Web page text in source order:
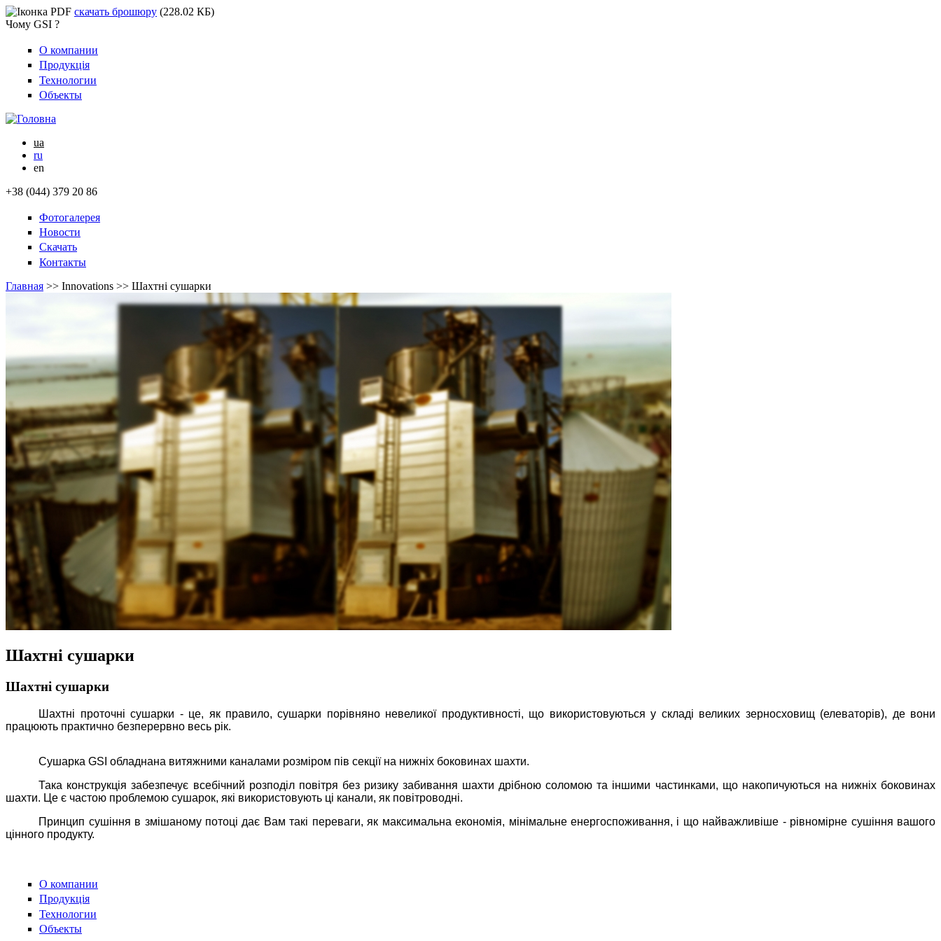
скачать брошюру (228.02 КБ)
Чому GSI ?
О компании
Продукція
Технологии
Объекты
ua
ru
en
+38 (044) 379 20 86
Фотогалерея
Новости
Скачать
Контакты
Главная >> Innovations >> Шахтні сушарки
Шахтні сушарки
Шахтні сушарки
Шахтні проточні сушарки - це, як правило, сушарки порівняно невеликої продуктивності, що використовуються у складі великих зерносховищ (елеваторів), де вони
працюють практично безперервно весь рік.
Сушарка GSI обладнана витяжними каналами розміром пів секції на нижніх боковинах шахти.
Така конструкція забезпечує всебічний розподіл повітря без ризику забивання шахти дрібною соломою та іншими частинками, що накопичуються на нижніх боковинах
шахти. Це є частою проблемою сушарок, які використовують ці канали, як повітроводні.
Принцип сушіння в змішаному потоці дає Вам такі переваги, як максимальна економія, мінімальне енергоспоживання, і що найважливіше - рівномірне сушіння вашого
цінного продукту.
для багатьох користувачів; офіційно-маркетинговий стиль підкреслює чіткість умов, а
доброзичливий тон створює відчуття відкритого сервісу, який дбайливо представляє
інформацію й надає можливість зрозуміти всі основні параметри без зайвих складнощів.
О компании
Продукція
Технологии
Объекты